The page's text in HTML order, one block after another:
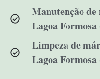
Manutenção
Lagoa
Limpeza de
Lagoa